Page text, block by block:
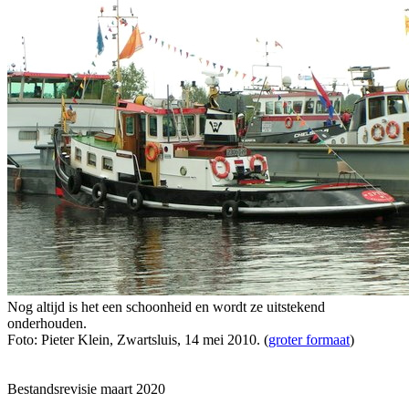
Nog altijd is het een schoonheid en wordt ze uitstekend
onderhouden.
Foto: Pieter Klein, Zwartsluis, 14 mei 2010. (groter formaat)
Bestandsrevisie maart 2020